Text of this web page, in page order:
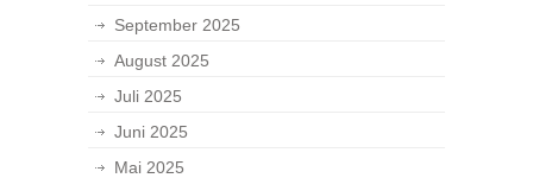
September 2025
August 2025
Juli 2025
Juni 2025
Mai 2025